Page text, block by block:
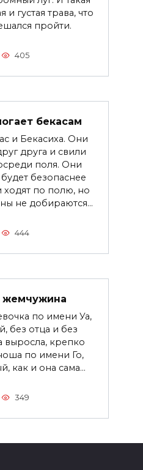
и густая трава, что
пройти.
405
бекасам
и Бекасиха. Они
друга и свили
поля. Они
безопаснее
ходят по полю, но
не добираются...
444
жемчужина
по имени Уа,
без отца и без
выросла, крепко
по имени Го,
как и она сама...
349